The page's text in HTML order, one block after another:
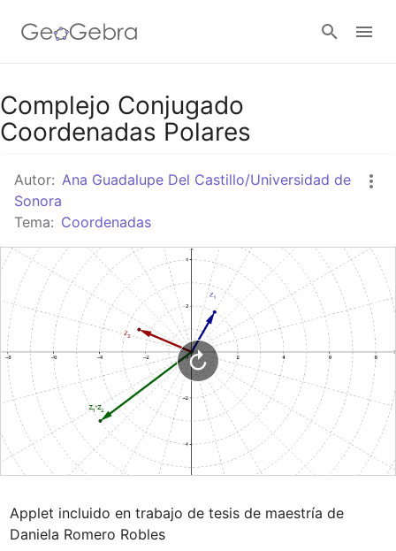
Google Classroom
Complejo Conjugado
Coordenadas Polares
Autor: Ana Guadalupe Del Castillo/Universidad de
Sonora
Tema: Coordenadas
Applet incluido en trabajo de tesis de maestría de
Daniela Romero Robles